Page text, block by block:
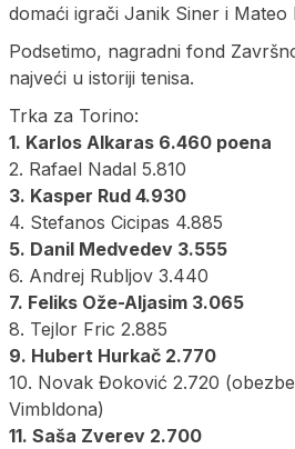
domaći igrači Janik Siner i Mateo
Podsetimo, nagradni fond
najveći u istoriji tenisa.
Trka za Torino:
1. Karlos Alkaras 6.460 poena
2. Rafael Nadal 5.810
3. Kasper Rud 4.930
4. Stefanos Cicipas 4.885
5. Danil Medvedev 3.555
6. Andrej Rubljov 3.440
7. Feliks Ože-Aljasim 3.065
8. Tejlor Fric 2.885
9. Hubert Hurkač 2.770
10. Novak Đoković 2.720
Vimbldona)
11. Saša Zverev 2.700